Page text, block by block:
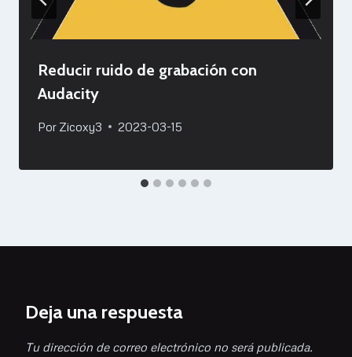
Reducir ruido de grabación con
Audacity
Por Zicoxy3 2023-03-15
Deja una respuesta
Tu dirección de correo electrónico no será publicada.